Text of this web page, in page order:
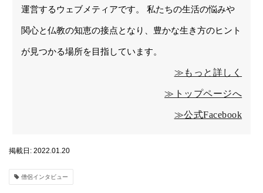
運営するウェブメティアです。 私たちの生活の悩みや
関心と仏教の知恵の接点となり、豊かな生き方のヒント
が見つかる場所を目指しています。
≫もっと詳しく
≫トップページへ
≫公式Facebook
掲載日: 2022.01.20
僧侶インタビュー